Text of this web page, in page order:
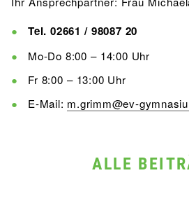
Tel. 02661 / 98087 20
Mo-Do 8:00 – 14:00 Uhr
Fr 8:00 – 13:00 Uhr
E-Mail: m.grimm@ev-
ALLE